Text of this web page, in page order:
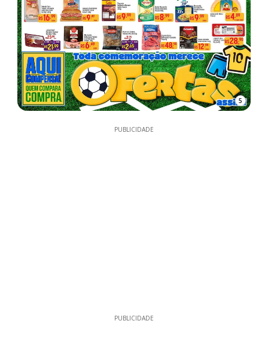
5
PUBLICIDADE
PUBLICIDADE